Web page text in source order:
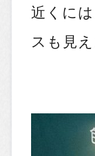
近くに
スも見